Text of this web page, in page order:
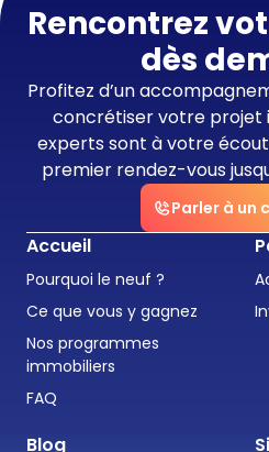
Rencontrez
dès
Profitez d’un
concrétiser votre projet
experts sont à votre
premier rendez-vous
Parler à un
Accueil
Pourquoi le neuf ?
Ce que vous y gagnez
Nos programmes
immobiliers
FAQ
Blog